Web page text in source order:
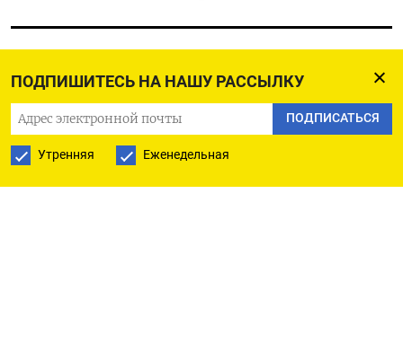
ПОДПИШИТЕСЬ НА НАШУ РАССЫЛКУ
ПОДПИСАТЬСЯ
Утренняя Еженедельная
ПОДПИШИТЕСЬ НА НАШУ РАССЫЛКУ